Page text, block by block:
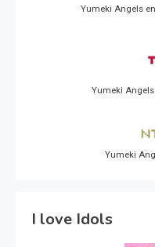
Yumeki Angels
Yumeki Angels
Yumeki
I love Idols